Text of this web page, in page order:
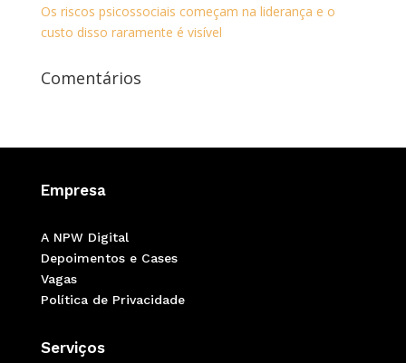
Os riscos psicossociais começam na liderança e o
custo disso raramente é visível
Comentários
Empresa
A NPW Digital
Depoimentos e Cases
Vagas
Política de Privacidade
Serviços